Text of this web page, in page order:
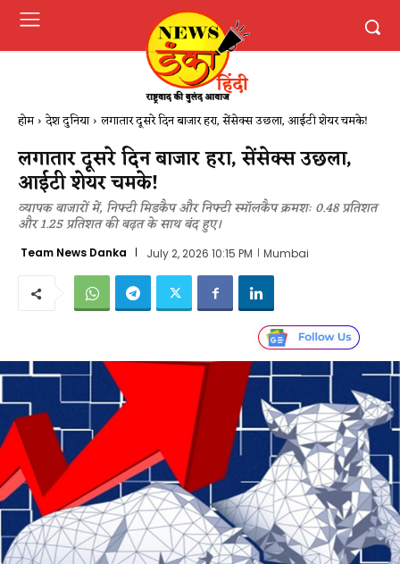
होम देश दुनिया लगातार दूसरे दिन बाजार हरा, सेंसेक्स उछला, आईटी शेयर चमके!
लगातार दूसरे दिन बाजार हरा, सेंसेक्स उछला,
आईटी शेयर चमके!
व्यापक बाजारों में, निफ्टी मिडकैप और निफ्टी स्मॉलकैप क्रमशः 0.48 प्रतिशत
और 1.25 प्रतिशत की बढ़त के साथ बंद हुए।
Team News Danka July 2, 2026 10:15 PM Mumbai